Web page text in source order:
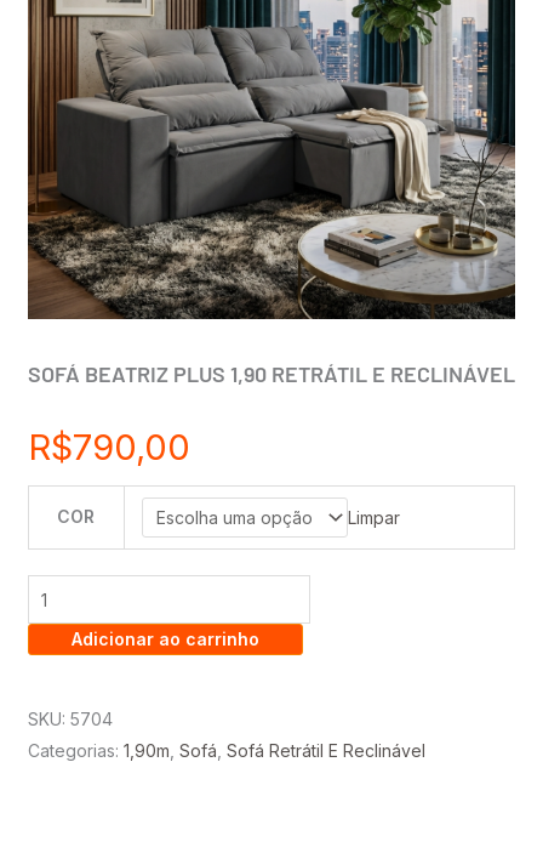
SOFÁ BEATRIZ PLUS 1,90 RETRÁTIL E RECLINÁVEL
R$790,00
COR Limpar
SOFÁ
BEATRIZ
PLUS
1,90
RETRÁTILAdicionar ao carrinho
SKU: 5704
Categorias: 1,90m Sofá Sofá Retrátil E Reclinável